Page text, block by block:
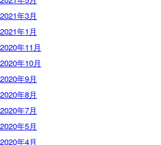
2021年3月
2021年1月
2020年11月
2020年10月
2020年9月
2020年8月
2020年7月
2020年5月
2020年4月